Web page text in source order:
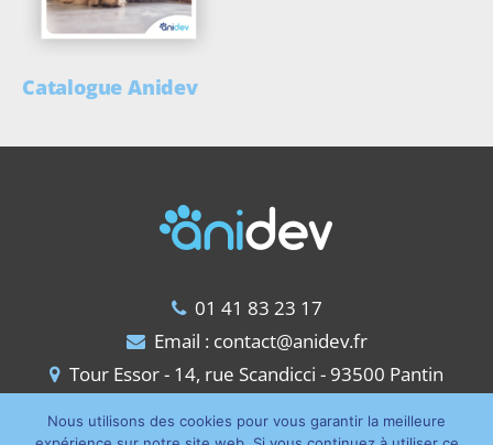
Catalogue Anidev
01 41 83 23 17
Email : contact@anidev.fr
Tour Essor - 14, rue Scandicci - 93500 Pantin
Nous utilisons des cookies pour vous garantir la meilleure